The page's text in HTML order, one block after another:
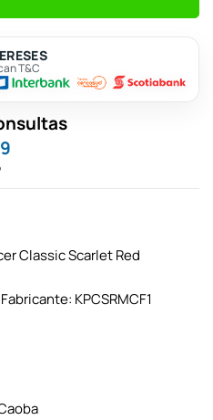
T&C
Classic Scarlet Red
KPCSRMCF1